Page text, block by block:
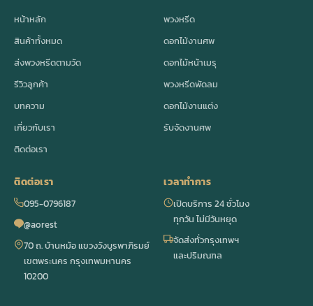
หน้าหลัก
สินค้าทั้งหมด
ส่งพวงหรีดตามวัด
รีวิวลูกค้า
บทความ
เกี่ยวกับเรา
ติดต่อเรา
พวงหรีด
ดอกไม้งานศพ
ดอกไม้หน้าเมรุ
พวงหรีดพัดลม
ดอกไม้งานแต่ง
รับจัดงานศพ
ติดต่อเรา
095-0796187
@aorest
70 ถ. บ้านหม้อ แขวงวังบูรพาภิรมย์
เขตพระนคร กรุงเทพมหานคร
10200
เวลาทำการ
เปิดบริการ 24 ชั่วโมง
ทุกวัน ไม่มีวันหยุด
จัดส่งทั่วกรุงเทพฯ
และปริมณฑล